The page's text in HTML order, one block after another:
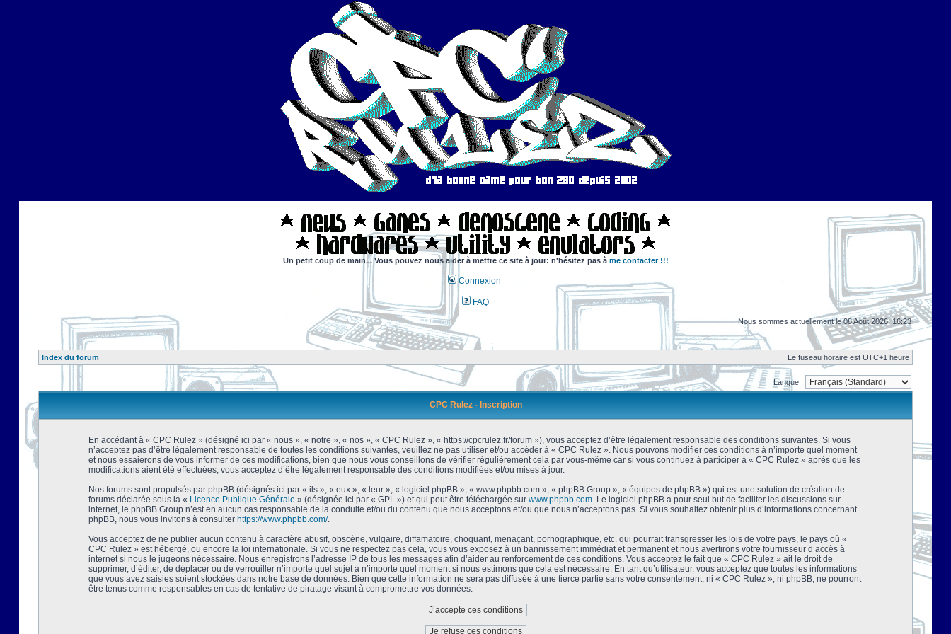
Un petit coup de main... Vous pouvez nous aider à mettre ce site à jour: n'hésitez pas à me contacter !!!
Connexion
FAQ
Nous sommes actuellement le 08 Août 2026, 16:23
Index du forum Le fuseau horaire est UTC+1 heure
Langue :
CPC Rulez - Inscription
En accédant à « CPC Rulez » (désigné ici par « nous », « notre », « nos », « CPC Rulez », « https://cpcrulez.fr/forum »), vous acceptez d’être légalement responsable des conditions suivantes. Si vous
n’acceptez pas d’être légalement responsable de toutes les conditions suivantes, veuillez ne pas utiliser et/ou accéder à « CPC Rulez ». Nous pouvons modifier ces conditions à n’importe quel moment
et nous essaierons de vous informer de ces modifications, bien que nous vous conseillons de vérifier régulièrement cela par vous-même car si vous continuez à participer à « CPC Rulez » après que les
modifications aient été effectuées, vous acceptez d’être légalement responsable des conditions modifiées et/ou mises à jour.
Nos forums sont propulsés par phpBB (désignés ici par « ils », « eux », « leur », « logiciel phpBB », « www.phpbb.com », « phpBB Group », « équipes de phpBB ») qui est une solution de création de
forums déclarée sous la « Licence Publique Générale » (désignée ici par « GPL ») et qui peut être téléchargée sur www.phpbb.com. Le logiciel phpBB a pour seul but de faciliter les discussions sur
internet, le phpBB Group n’est en aucun cas responsable de la conduite et/ou du contenu que nous acceptons et/ou que nous n’acceptons pas. Si vous souhaitez obtenir plus d’informations concernant
phpBB, nous vous invitons à consulter https://www.phpbb.com/.
Vous acceptez de ne publier aucun contenu à caractère abusif, obscène, vulgaire, diffamatoire, choquant, menaçant, pornographique, etc. qui pourrait transgresser les lois de votre pays, le pays où «
CPC Rulez » est hébergé, ou encore la loi internationale. Si vous ne respectez pas cela, vous vous exposez à un bannissement immédiat et permanent et nous avertirons votre fournisseur d’accès à
internet si nous le jugeons nécessaire. Nous enregistrons l’adresse IP de tous les messages afin d’aider au renforcement de ces conditions. Vous acceptez le fait que « CPC Rulez » ait le droit de
supprimer, d’éditer, de déplacer ou de verrouiller n’importe quel sujet à n’importe quel moment si nous estimons que cela est nécessaire. En tant qu’utilisateur, vous acceptez que toutes les informations
que vous avez saisies soient stockées dans notre base de données. Bien que cette information ne sera pas diffusée à une tierce partie sans votre consentement, ni « CPC Rulez », ni phpBB, ne pourront
être tenus comme responsables en cas de tentative de piratage visant à compromettre vos données.